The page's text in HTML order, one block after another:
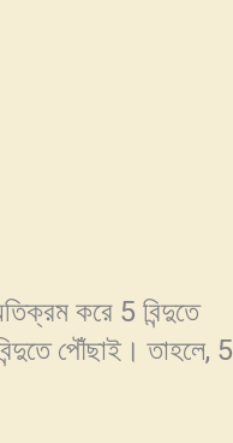
করে 5 বিন্দুতে
পৌঁছাই। তাহলে, 5